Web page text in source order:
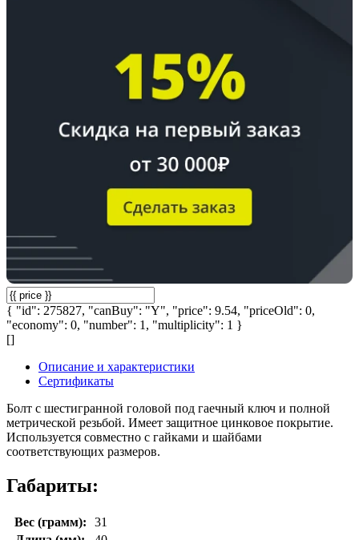
{ "id": 275827, "canBuy": "Y", "price": 9.54, "priceOld": 0,
"economy": 0, "number": 1, "multiplicity": 1 }
[]
Описание и характеристики
Сертификаты
Болт с шестигранной головой под гаечный ключ и полной
метрической резьбой. Имеет защитное цинковое покрытие.
Используется совместно с гайками и шайбами
соответствующих размеров.
Габариты:
Вес (грамм):
31